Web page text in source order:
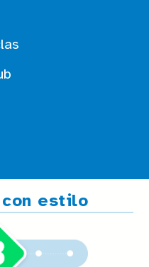
con estilo